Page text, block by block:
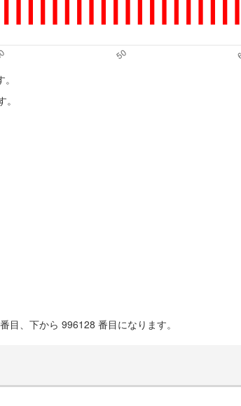
、下から 996128 番目になります。